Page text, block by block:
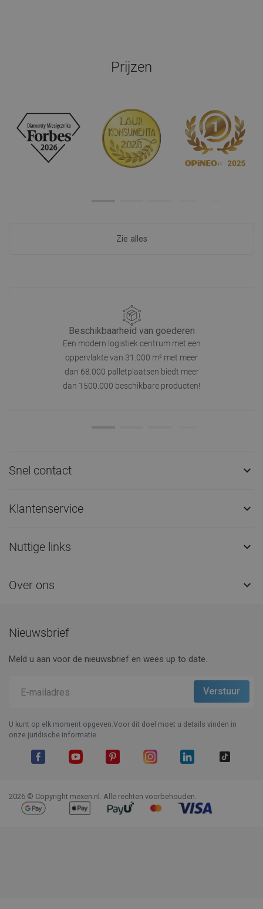
Prijzen
Zie alles
Beschikbaarheid van goederen
Een modern logistiek centrum met een
oppervlakte van 31.000 m² met meer
dan 68.000 palletplaatsen biedt meer
dan 1500.000 beschikbare producten!
Snel contact 
Klantenservice 
Nuttige links 
Over ons 
Nieuwsbrief
Meld u aan voor de nieuwsbrief en wees up to date.
U kunt op elk moment opgeven.Voor dit doel moet u details vinden in
onze juridische informatie.
2026 © Copyright mexen.nl. Alle rechten voorbehouden.